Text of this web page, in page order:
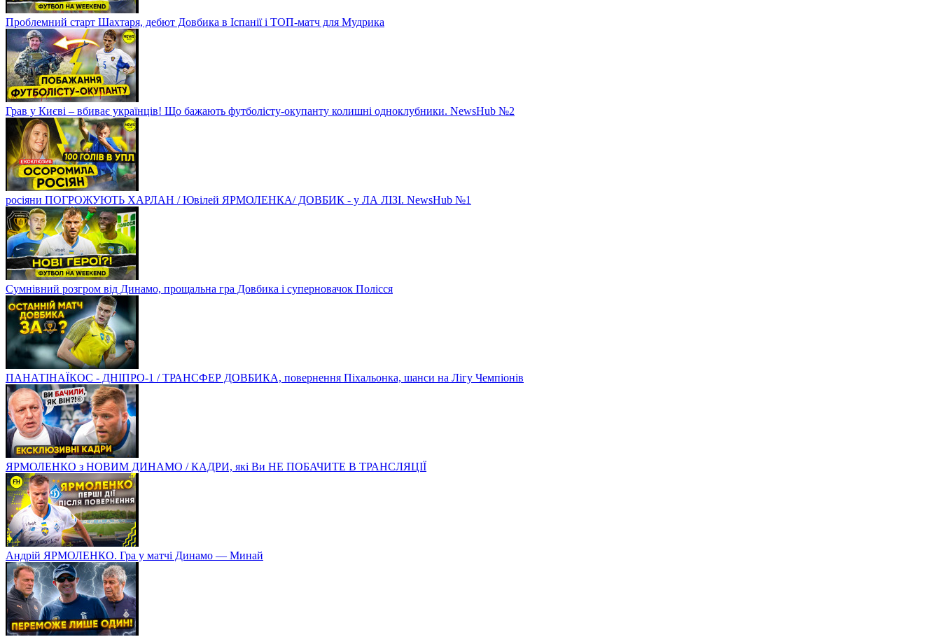
Проблемний старт Шахтаря, дебют Довбика в Іспанії і ТОП-матч для Мудрика
Грав у Києві – вбиває українців! Що бажають футболісту-окупанту колишні одноклубники. NewsHub №2
росіяни ПОГРОЖУЮТЬ ХАРЛАН / Ювілей ЯРМОЛЕНКА/ ДОВБИК - у ЛА ЛІЗІ. NewsHub №1
Сумнівний розгром від Динамо, прощальна гра Довбика і суперновачок Полісся
ПАНАТІНАЇКОС - ДНІПРО-1 / ТРАНСФЕР ДОВБИКА, повернення Піхальонка, шанси на Лігу Чемпіонів
ЯРМОЛЕНКО з НОВИМ ДИНАМО / КАДРИ, які Ви НЕ ПОБАЧИТЕ В ТРАНСЛЯЦІЇ
Андрій ЯРМОЛЕНКО. Гра у матчі Динамо — Минай